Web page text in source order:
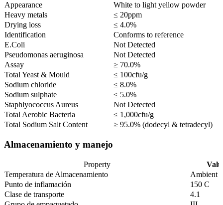
Appearance
White to light yellow powder
Heavy metals
≤ 20ppm
Drying loss
≤ 4.0%
Identification
Conforms to reference
E.Coli
Not Detected
Pseudomonas aeruginosa
Not Detected
Assay
≥ 70.0%
Total Yeast & Mould
≤ 100cfu/g
Sodium chloride
≤ 8.0%
Sodium sulphate
≤ 5.0%
Staphlyococcus Aureus
Not Detected
Total Aerobic Bacteria
≤ 1,000cfu/g
Total Sodium Salt Content
≥ 95.0% (dodecyl & tetradecyl)
Almacenamiento y manejo
Property
Temperatura de Almacenamiento
Ambient
Punto de inflamación
150 C
Clase de transporte
4.1